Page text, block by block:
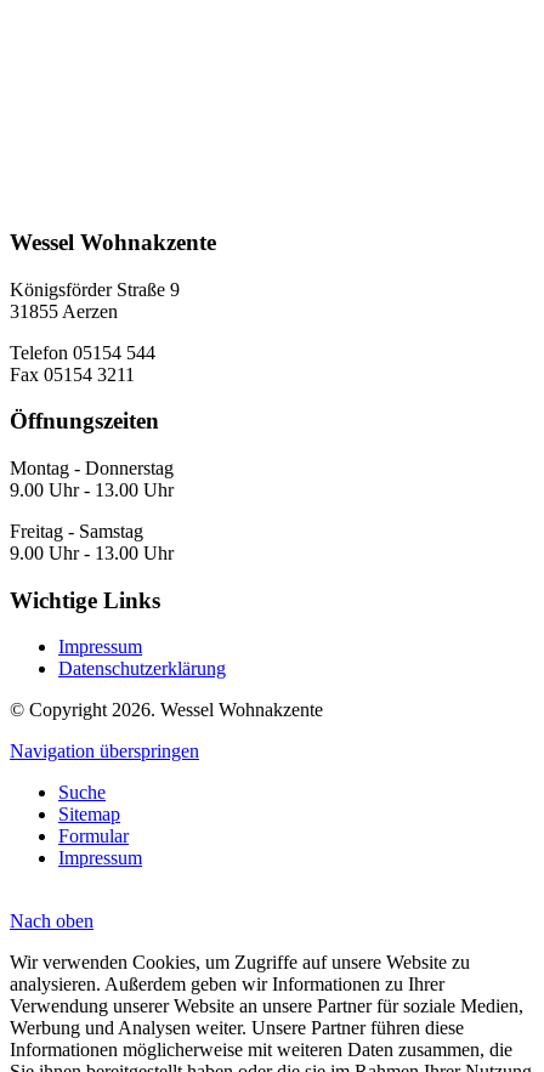
Wessel Wohnakzente
Königsförder Straße 9
31855 Aerzen
Telefon 05154 544
Fax 05154 3211
Öffnungszeiten
Montag - Donnerstag
9.00 Uhr - 13.00 Uhr
Freitag - Samstag
9.00 Uhr - 13.00 Uhr
Wichtige Links
Impressum
Datenschutzerklärung
© Copyright 2026. Wessel Wohnakzente
Navigation überspringen
Suche
Sitemap
Formular
Impressum
Nach oben
Wir verwenden Cookies, um Zugriffe auf unsere Website zu
analysieren. Außerdem geben wir Informationen zu Ihrer
Verwendung unserer Website an unsere Partner für soziale Medien,
Werbung und Analysen weiter. Unsere Partner führen diese
Informationen möglicherweise mit weiteren Daten zusammen, die